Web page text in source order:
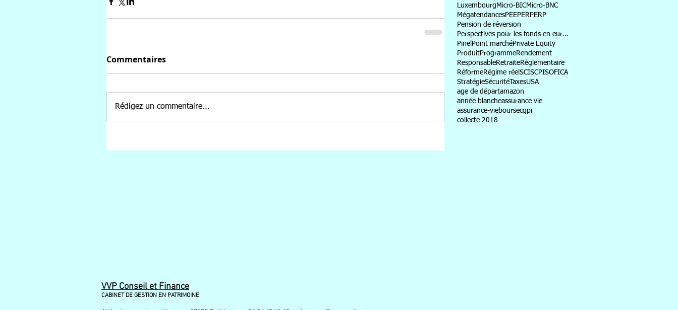
Commentaires
Rédigez un commentaire...
Luxembourg Micro-BICMicro-BNC
MégatendancesPEEPER PERP
Pension de réversion
Perspectives pour les fonds en euros
Pinel Point marchéPrivate Equity
ProduitProgrammeRendement
ResponsableRetraiteRèglementaire
RéformeRégime réel SCISCPISOFICA
StratégieSécuritéTaxesUSA
age de départamazon
année blancheassurance vie
assurance-vieboursecgpi
collecte 2018
VVP Conseil et Finance
CABINET DE GESTION EN PATRIMOINE